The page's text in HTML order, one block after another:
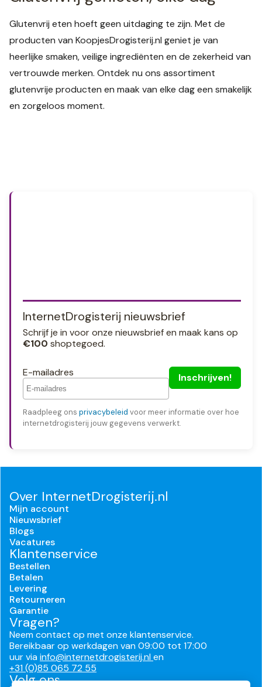
Glutenvrij eten hoeft geen uitdaging te zijn. Met de
producten van KoopjesDrogisterij.nl geniet je van
heerlijke smaken, veilige ingrediënten en de zekerheid van
vertrouwde merken. Ontdek nu ons assortiment
glutenvrije producten en maak van elke dag een smakelijk
en zorgeloos moment.
InternetDrogisterij nieuwsbrief
Schrijf je in voor onze nieuwsbrief en maak kans op
€100 shoptegoed.
E-mailadres
Raadpleeg ons privacybeleid voor meer informatie over hoe
internetdrogisterij jouw gegevens verwerkt.
Over InternetDrogisterij.nl
Mijn account
Nieuwsbrief
Blogs
Vacatures
Klantenservice
Bestellen
Betalen
Levering
Retourneren
Garantie
Vragen?
Neem contact op met onze klantenservice.
Bereikbaar op werkdagen van 09:00 tot 17:00
uur viainfo@internetdrogisterij.nlen
+31 (0)85 065 72 55
Volg ons